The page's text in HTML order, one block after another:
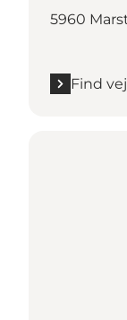
5960
Find vej